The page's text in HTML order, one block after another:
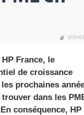
France, le
de croissance
prochaines
trouver dans les
conséquence, HP